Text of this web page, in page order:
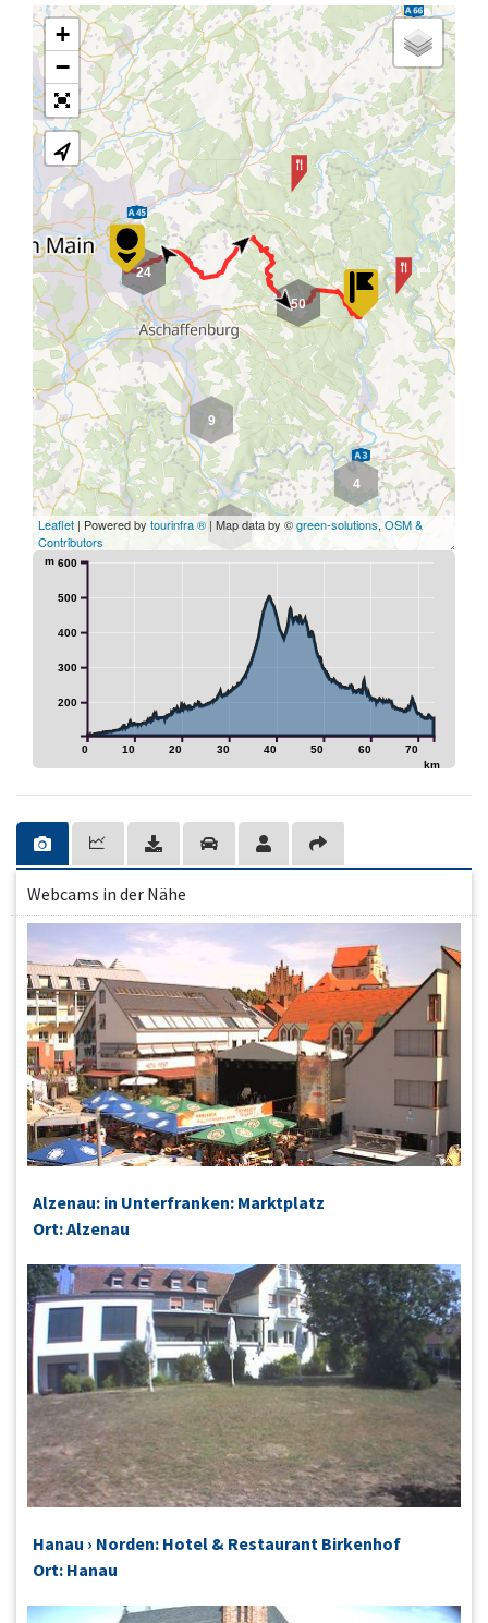
24
50
4
3
9
+
−
Leaflet| Powered bytourinfra ® | Map data by ©green-solutions,OSM &
Contributors
0 10 20 30 40 50 60 70
km
200
300
400
500
600
m
Webcams in der Nähe
Alzenau: in Unterfranken: Marktplatz
Ort: Alzenau
Hanau › Norden: Hotel & Restaurant Birkenhof
Ort: Hanau